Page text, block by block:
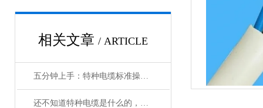
相关文章 / ARTICLE
五分钟上手：特种电缆标准操作流程详解
还不知道特种电缆是什么的，请看这里！